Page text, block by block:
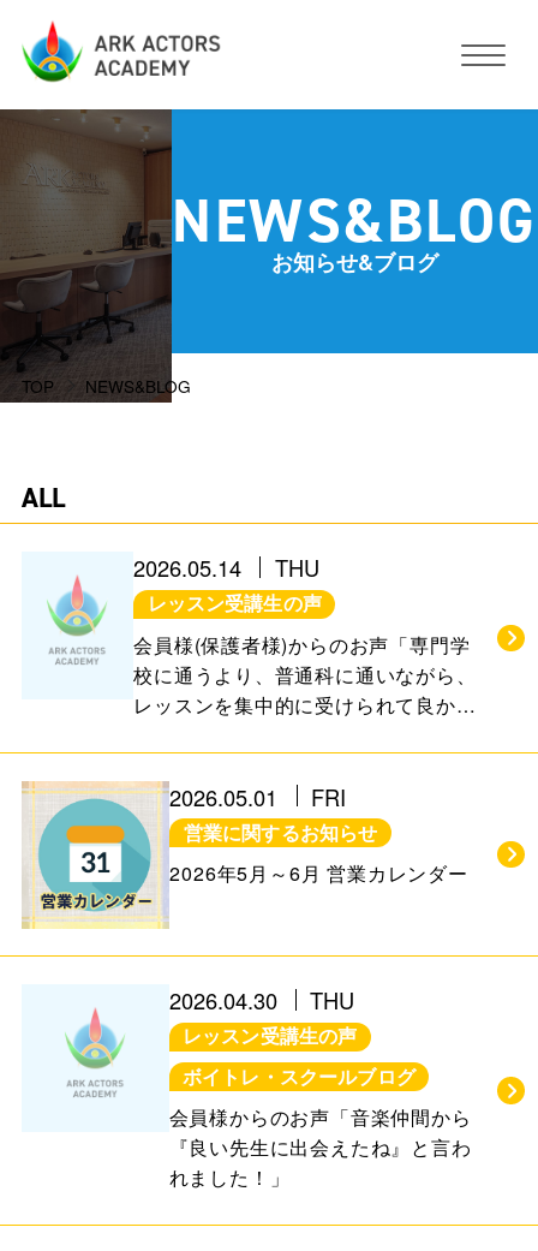
アークアクターズアカデミーについて
コース・予約方法・料金
会社概要
FREE TRIAL
無料体験レッスン
はこちら
お問い合わせ
TEL 011-600-6789
WEB予約はこちら
NEWS&BLOG
お知らせ&ブログ
TOP NEWS&BLOG
ALL
2026.05.14 THU
レッスン受講生の声
会員様(保護者様)からのお声「専門学
校に通うより、普通科に通いながら、
レッスンを集中的に受けられて良かっ
2026.05.01 FRI
営業に関するお知らせ
2026年5月～6月 営業カレンダー
2026.04.30 THU
レッスン受講生の声
ボイトレ・スクールブログ
会員様からのお声「音楽仲間から
『良い先生に出会えたね』と言わ
れました！」